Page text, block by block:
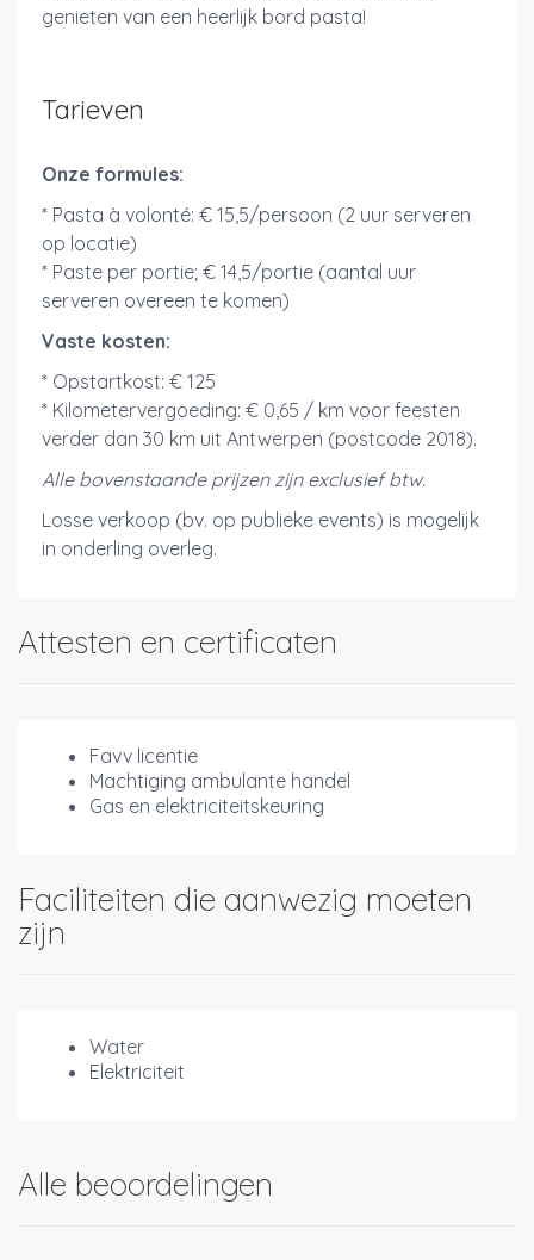
genieten van een heerlijk bord pasta!
Tarieven
Onze formules:
* Pasta à volonté: € 15,5/persoon (2 uur serveren
op locatie)
* Paste per portie; € 14,5/portie (aantal uur
serveren overeen te komen)
Vaste kosten:
* Opstartkost: € 125
* Kilometervergoeding: € 0,65 / km voor feesten
verder dan 30 km uit Antwerpen (postcode 2018).
Alle bovenstaande prijzen zijn exclusief btw.
Losse verkoop (bv. op publieke events) is mogelijk
in onderling overleg.
Attesten en certificaten
Favv licentie
Machtiging ambulante handel
Gas en elektriciteitskeuring
Faciliteiten die aanwezig moeten
zijn
Water
Elektriciteit
Alle beoordelingen